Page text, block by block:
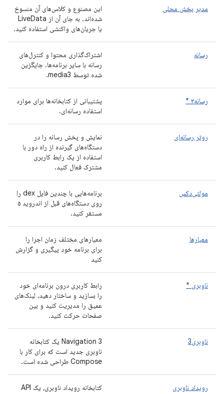
مدیر پخش محلی
این مصنوع و کلاس‌های آن منسوخ
شده‌اند. به جای آن از LiveData
یا جریان‌های واکنشی استفاده کنید.
رسانه
اشتراک‌گذاری محتوا و کنترل‌های
رسانه با سایر برنامه‌ها. جایگزین
شده توسط media3.
رسانه۳ *
پشتیبانی از کتابخانه‌ها برای موارد
استفاده رسانه‌ای.
روتر رسانه‌ای
نمایش و پخش رسانه را در
دستگاه‌های گیرنده از راه دور با
استفاده از یک رابط کاربری
مشترک فعال کنید.
مولتی‌دکس
برنامه‌هایی با چندین فایل dex را
روی دستگاه‌های قبل از اندروید ۵
مستقر کنید.
معیارها
معیارهای مختلف زمان اجرا را
برای برنامه خود پیگیری و گزارش
کنید
ناوبری *
رابط کاربری درون برنامه‌ای خود
را بسازید و ساختار دهید، لینک‌های
عمیق را مدیریت کنید و بین
صفحات حرکت کنید.
ناوبری3
Navigation 3 یک کتابخانه
ناوبری جدید است که برای کار با
Compose طراحی شده است.
رویداد ناوبری
کتابخانه رویداد ناوبری، یک API